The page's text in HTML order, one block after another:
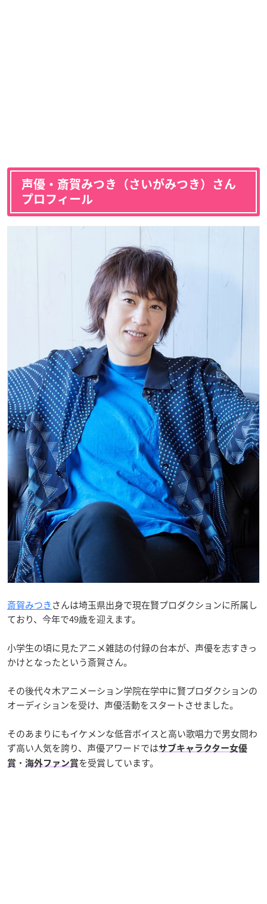
声優・斎賀みつき（さいがみつき）さん
プロフィール
斎賀みつきさんは埼玉県出身で現在賢プロダクションに所属し
ており、今年で49歳を迎えます。
小学生の頃に見たアニメ雑誌の付録の台本が、声優を志すきっ
かけとなったという斎賀さん。
その後代々木アニメーション学院在学中に賢プロダクションの
オーディションを受け、声優活動をスタートさせました。
そのあまりにもイケメンな低音ボイスと高い歌唱力で男女問わ
ず高い人気を誇り、声優アワードではサブキャラクター女優
賞 ・ 海外ファン賞を受賞しています。